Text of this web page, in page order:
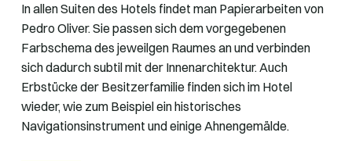
In allen Suiten des Hotels findet man Papierarbeiten von
Pedro Oliver. Sie passen sich dem vorgegebenen
Farbschema des jeweilgen Raumes an und verbinden
sich dadurch subtil mit der Innenarchitektur. Auch
Erbstücke der Besitzerfamilie finden sich im Hotel
wieder, wie zum Beispiel ein historisches
Navigationsinstrument und einige Ahnengemälde.